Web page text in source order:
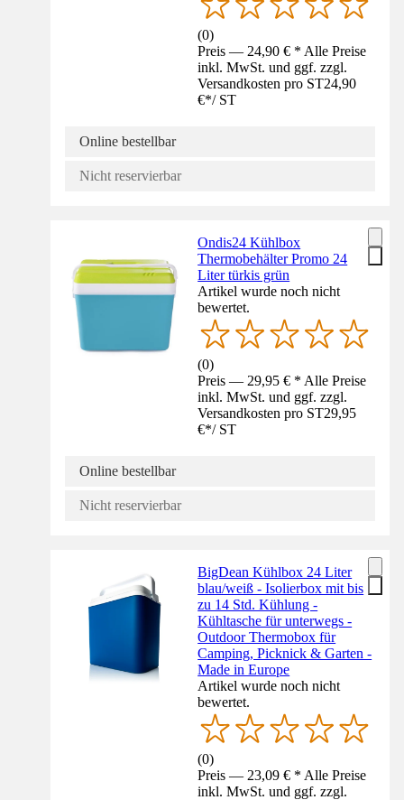
(0)
Preis — 24,90 € * Alle Preise
inkl. MwSt. und ggf. zzgl.
Versandkosten pro ST24,90
€*/ ST
Online bestellbar
Nicht reservierbar
Ondis24 Kühlbox
Thermobehälter Promo 24
Liter türkis grün
Artikel wurde noch nicht
bewertet.
(0)
Preis — 29,95 € * Alle Preise
inkl. MwSt. und ggf. zzgl.
Versandkosten pro ST29,95
€*/ ST
Online bestellbar
Nicht reservierbar
BigDean Kühlbox 24 Liter
blau/weiß - Isolierbox mit bis
zu 14 Std. Kühlung -
Kühltasche für unterwegs -
Outdoor Thermobox für
Camping, Picknick & Garten -
Made in Europe
Artikel wurde noch nicht
bewertet.
(0)
Preis — 23,09 € * Alle Preise
inkl. MwSt. und ggf. zzgl.